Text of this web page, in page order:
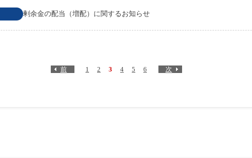
剰余金の配当（増配）に関するお知らせ
前 1 2 3 4 5 6 次